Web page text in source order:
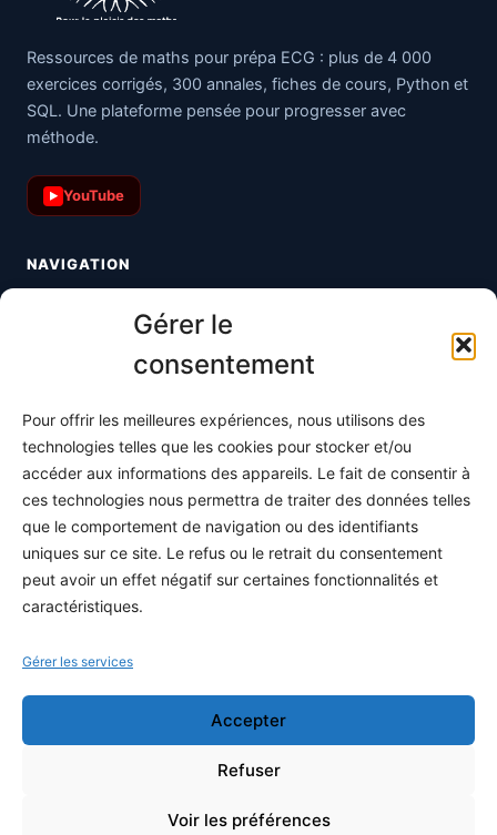
Gérer le
consentement
Pour offrir les meilleures expériences, nous utilisons des
technologies telles que les cookies pour stocker et/ou
accéder aux informations des appareils. Le fait de consentir à
ces technologies nous permettra de traiter des données telles
que le comportement de navigation ou des identifiants
uniques sur ce site. Le refus ou le retrait du consentement
peut avoir un effet négatif sur certaines fonctionnalités et
caractéristiques.
Gérer les services
Accepter
Refuser
Voir les préférences
Ressources de maths pour prépa ECG : plus de 4 000
exercices corrigés, 300 annales, fiches de cours, Python et
SQL. Une plateforme pensée pour progresser avec
méthode.
▶ YouTube
NAVIGATION
Toutes les maths
S'abonner
À propos
Contact / Support
Mes publications
INFORMATIONS LÉGALES
Conditions générales de vente